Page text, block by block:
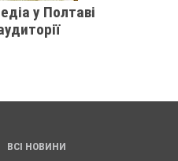
у Полтаві
ВСІ НОВИНИ